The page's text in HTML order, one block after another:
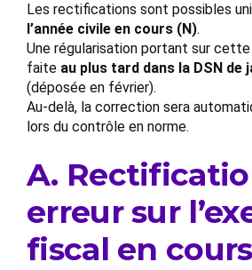
Les rectifications sont possibles
l’année civile en cours (N).
Une régularisation portant sur
faite au plus tard dans la DSN de
(déposée en février).
Au-delà, la correction sera
lors du contrôle en norme.
A.
erreur sur
fiscal en cours